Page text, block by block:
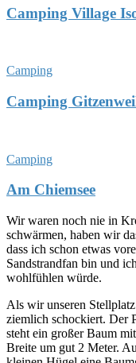
Camping Village
Camping
Camping
Camping
Am Chiemsee
Wir waren noch nie in
schwärmen, haben wir
dass ich schon etwas
Sandstrandfan bin und
wohlfühlen würde.
Als wir unseren
ziemlich schockiert. Der
steht ein großer Baum
Breite um gut 2 Meter.